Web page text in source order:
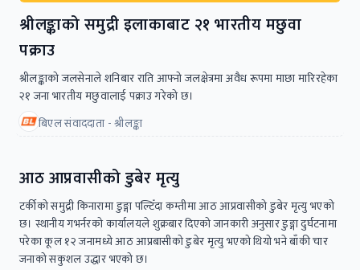
श्रीलङ्काको समुद्री इलाकाबाट २१ भारतीय मछुवा
पक्राउ
श्रीलङ्काको जलसेनाले शनिबार राति आफ्नो जलक्षेत्रमा अवैध रूपमा माछा मारिरहेका
२१ जना भारतीय मछुवालाई पक्राउ गरेको छ।
बिएल संवाददाता - श्रीलङ्का
आठ आप्रवासीको डुबेर मृत्यु
टर्कीको समुद्री किनारामा डुङ्गा पल्टिँदा कम्तीमा आठ आप्रवासीको डुबेर मृत्यु भएको
छ। स्थानीय गभर्नरको कार्यालयले शुक्रबार दिएको जानकारी अनुसार डुङ्गा दुर्घटनामा
परेका कूल १२ जनामध्ये आठ आप्रबासीको डुबेर मृत्यु भएको थियो भने बाँकी चार
जनाको सकुशल उद्धार भएको छ।